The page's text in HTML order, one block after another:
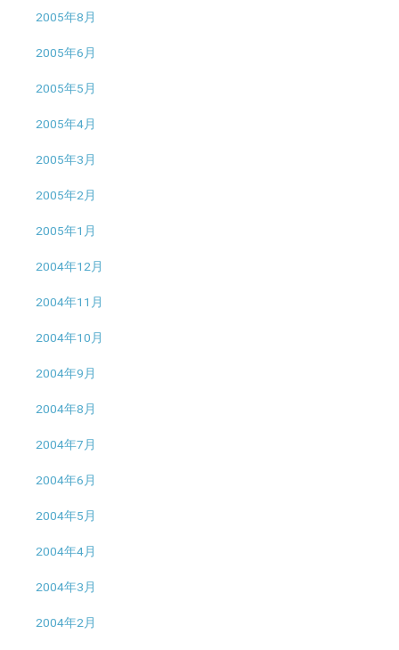
2005年8月
2005年6月
2005年5月
2005年4月
2005年3月
2005年2月
2005年1月
2004年12月
2004年11月
2004年10月
2004年9月
2004年8月
2004年7月
2004年6月
2004年5月
2004年4月
2004年3月
2004年2月